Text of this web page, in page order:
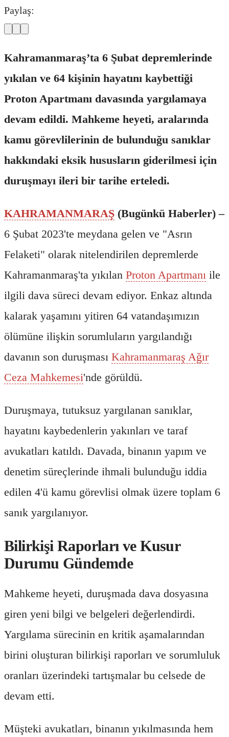
Paylaş:
Kahramanmaraş’ta 6 Şubat depremlerinde
yıkılan ve 64 kişinin hayatını kaybettiği
Proton Apartmanı davasında yargılamaya
devam edildi. Mahkeme heyeti, aralarında
kamu görevlilerinin de bulunduğu sanıklar
hakkındaki eksik hususların giderilmesi için
duruşmayı ileri bir tarihe erteledi.
KAHRAMANMARAŞ (Bugünkü Haberler) –
6 Şubat 2023'te meydana gelen ve "Asrın
Felaketi" olarak nitelendirilen depremlerde
Kahramanmaraş'ta yıkılan Proton Apartmanı ile
ilgili dava süreci devam ediyor. Enkaz altında
kalarak yaşamını yitiren 64 vatandaşımızın
ölümüne ilişkin sorumluların yargılandığı
davanın son duruşması Kahramanmaraş Ağır
Ceza Mahkemesi'nde görüldü.
Duruşmaya, tutuksuz yargılanan sanıklar,
hayatını kaybedenlerin yakınları ve taraf
avukatları katıldı. Davada, binanın yapım ve
denetim süreçlerinde ihmali bulunduğu iddia
edilen 4'ü kamu görevlisi olmak üzere toplam 6
sanık yargılanıyor.
Bilirkişi Raporları ve Kusur
Durumu Gündemde
Mahkeme heyeti, duruşmada dava dosyasına
giren yeni bilgi ve belgeleri değerlendirdi.
Yargılama sürecinin en kritik aşamalarından
birini oluşturan bilirkişi raporları ve sorumluluk
oranları üzerindeki tartışmalar bu celsede de
devam etti.
Müşteki avukatları, binanın yıkılmasında hem